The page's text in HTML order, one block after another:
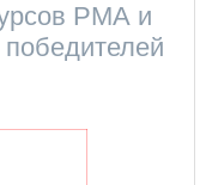
РМА и